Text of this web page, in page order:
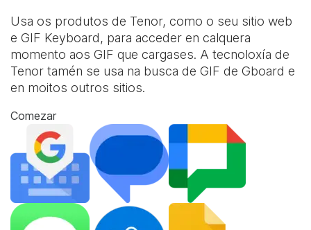
Usa os produtos de Tenor, como o seu sitio web
e GIF Keyboard, para acceder en calquera
momento aos GIF que cargases. A tecnoloxía de
Tenor tamén se usa na busca de GIF de Gboard e
en moitos outros sitios.
Comezar